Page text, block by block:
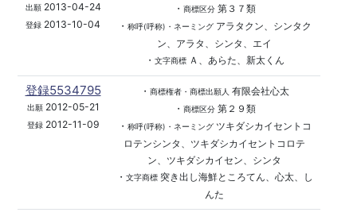
出願2013-04-24
登録 2013-10-04
・ 商標区分第３７類
・ 称呼(呼称)・ネーミングアラタクン、シンタク
ン、アラタ、シンタ、エイ
・ 文字商標Ａ、あらた、新太くん
登録5534795
出願2012-05-21
登録2012-11-09
・ 商標権者・商標出願人 有限会社心太
・ 商標区分第２９類
・ 称呼(呼称)・ネーミングツキダシカイセントコ
ロテンシンタ、ツキダシカイセントコロテ
ン、ツキダシカイセン、シンタ
・ 文字商標突き出し海鮮ところてん、心太、し
んた